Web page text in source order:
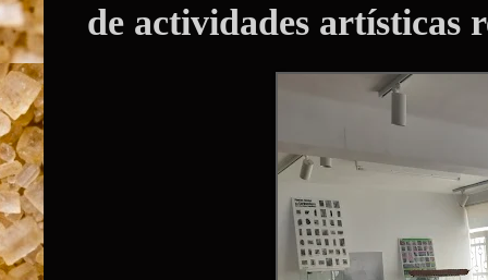
de actividades artísticas